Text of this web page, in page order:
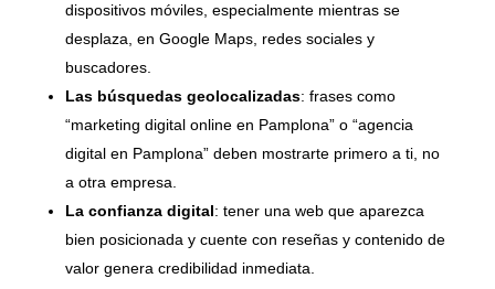
dispositivos móviles, especialmente mientras se
desplaza, en Google Maps, redes sociales y
buscadores.
Las búsquedas geolocalizadas: frases como
“marketing digital online en Pamplona” o “agencia
digital en Pamplona” deben mostrarte primero a ti, no
a otra empresa.
La confianza digital: tener una web que aparezca
bien posicionada y cuente con reseñas y contenido de
valor genera credibilidad inmediata.